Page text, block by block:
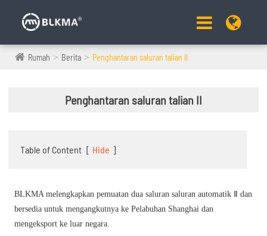
Rumah Berita Penghantaran saluran talian II
Penghantaran saluran talian II
Table of Content [ Hide ]
BLKMAmelengkapkan pemuatan dua saluran saluran automatik Ⅱ dan
bersedia untuk mengangkutnya ke Pelabuhan Shanghai dan
mengeksport ke luar negara.